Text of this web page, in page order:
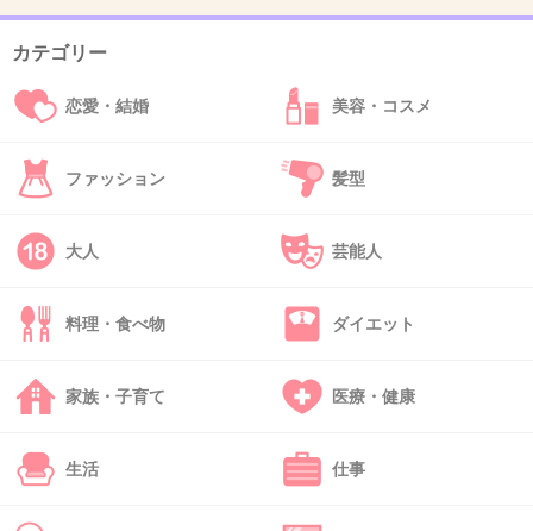
こんな可愛い子なのに。
ご両親がかわいそうだよ。
犯人を死刑にしてほしい。
+467
42. 匿名
捕まってよかった って言っていいのか悪いのか
難しいよね。ユキちゃんが帰ってくるなら、そ
れはよかった！！の一言だけど。どちらにせ
よ、犯人は絶対許せない。子供を殺すなんて考
えられない。
カテゴリー
恋愛・結婚 美容・コスメ
ファッション 髪型
大人 芸能人
料理・食べ物 ダイエット
家族・子育て 医療・健康
生活 仕事